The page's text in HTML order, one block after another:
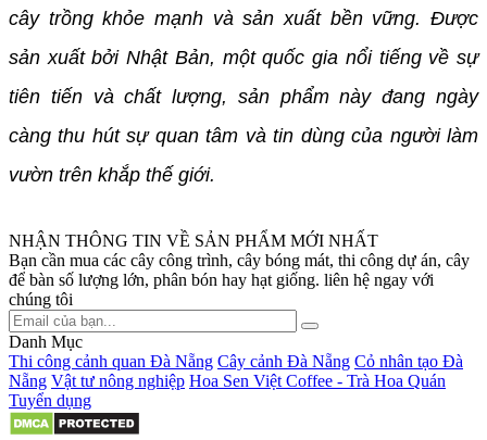
cây trồng khỏe mạnh và sản xuất bền vững. Được
sản xuất bởi Nhật Bản, một quốc gia nổi tiếng về sự
tiên tiến và chất lượng, sản phẩm này đang ngày
càng thu hút sự quan tâm và tin dùng của người làm
vườn trên khắp thế giới.
NHẬN THÔNG TIN VỀ SẢN PHẨM MỚI NHẤT
Bạn cần mua các cây công trình, cây bóng mát, thi công dự án, cây
để bàn số lượng lớn, phân bón hay hạt giống. liên hệ ngay với
chúng tôi
Danh Mục
Thi công cảnh quan Đà Nẵng Cây cảnh Đà Nẵng Cỏ nhân tạo Đà
Nẵng Vật tư nông nghiệp Hoa Sen Việt Coffee - Trà Hoa Quán
Tuyển dụng